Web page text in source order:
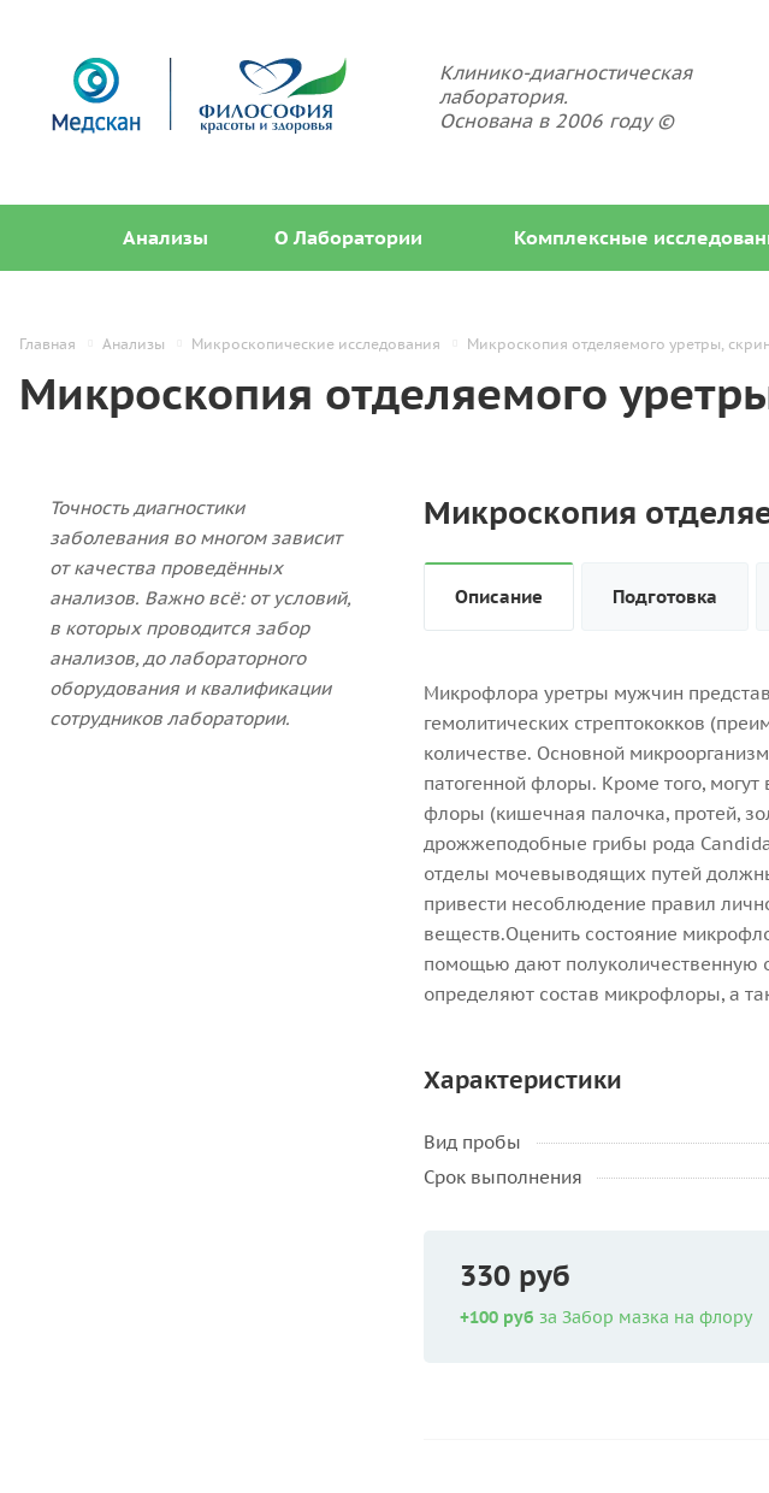
Клинико-диагностическая
лаборатория.
Основана в 2006 году ©
Анализы О Лаборатории Комплексные
Главная Анализы Микроскопические исследования Микроскопия отделяемого уретры,
Микроскопия отделяемого
Точность диагностики
заболевания во многом зависит
от качества проведённых
анализов. Важно всё: от условий,
в которых проводится забор
анализов, до лабораторного
оборудования и квалификации
сотрудников лаборатории.
Микроскопия
Описание Подготовка
Микрофлора уретры мужчин
гемолитических стрептококков
количестве. Основной
патогенной флоры. Кроме того,
флоры (кишечная палочка, протей,
дрожжеподобные грибы рода
отделы мочевыводящих путей
привести несоблюдение правил
веществ.Оценить состояние
помощью дают полуколичественную
определяют состав микрофлоры, а
Характеристики
Вид пробы
Срок выполнения
330 руб
+100 руб за Забор мазка на флору